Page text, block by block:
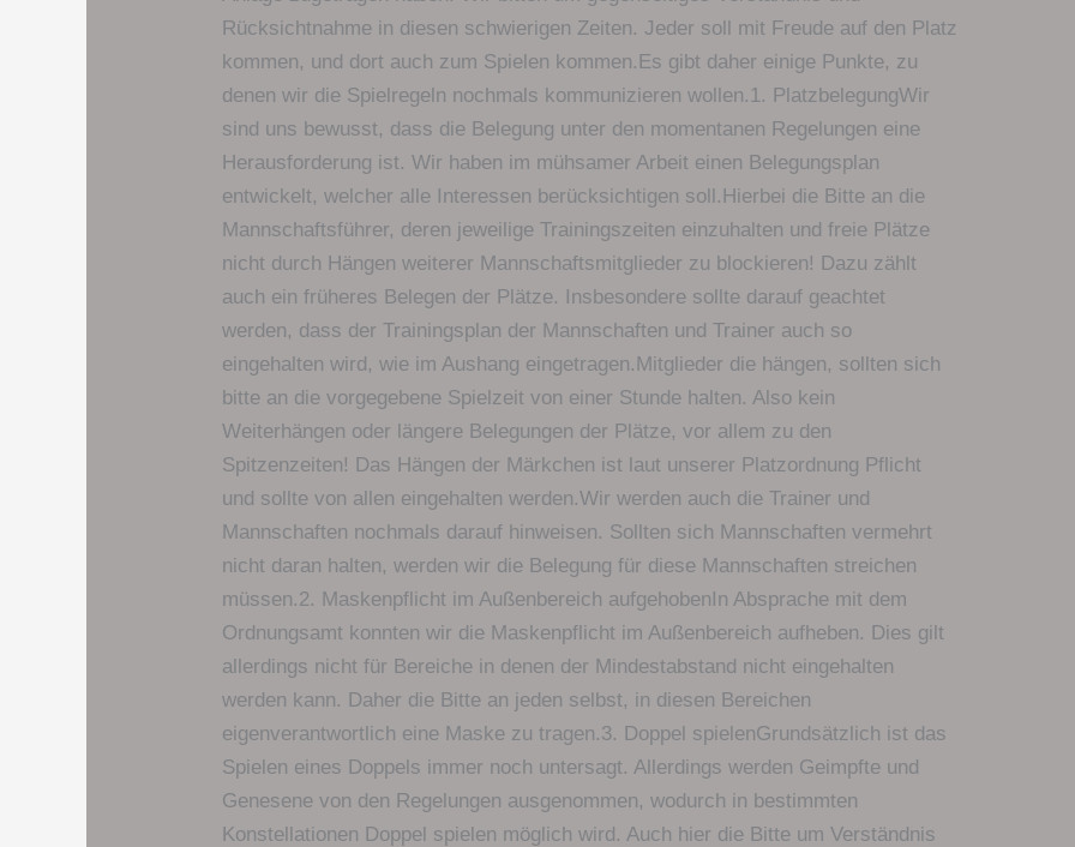
Rücksichtnahme in diesen schwierigen Zeiten. Jeder soll mit Freude auf den Platz
kommen, und dort auch zum Spielen kommen.Es gibt daher einige Punkte, zu
denen wir die Spielregeln nochmals kommunizieren wollen.1. PlatzbelegungWir
sind uns bewusst, dass die Belegung unter den momentanen Regelungen eine
Herausforderung ist. Wir haben im mühsamer Arbeit einen Belegungsplan
entwickelt, welcher alle Interessen berücksichtigen soll.Hierbei die Bitte an die
Mannschaftsführer, deren jeweilige Trainingszeiten einzuhalten und freie Plätze
nicht durch Hängen weiterer Mannschaftsmitglieder zu blockieren! Dazu zählt
auch ein früheres Belegen der Plätze. Insbesondere sollte darauf geachtet
werden, dass der Trainingsplan der Mannschaften und Trainer auch so
eingehalten wird, wie im Aushang eingetragen.Mitglieder die hängen, sollten sich
bitte an die vorgegebene Spielzeit von einer Stunde halten. Also kein
Weiterhängen oder längere Belegungen der Plätze, vor allem zu den
Spitzenzeiten! Das Hängen der Märkchen ist laut unserer Platzordnung Pflicht
und sollte von allen eingehalten werden.Wir werden auch die Trainer und
Mannschaften nochmals darauf hinweisen. Sollten sich Mannschaften vermehrt
nicht daran halten, werden wir die Belegung für diese Mannschaften streichen
müssen.2. Maskenpflicht im Außenbereich aufgehobenIn Absprache mit dem
Ordnungsamt konnten wir die Maskenpflicht im Außenbereich aufheben. Dies gilt
allerdings nicht für Bereiche in denen der Mindestabstand nicht eingehalten
werden kann. Daher die Bitte an jeden selbst, in diesen Bereichen
eigenverantwortlich eine Maske zu tragen.3. Doppel spielenGrundsätzlich ist das
Spielen eines Doppels immer noch untersagt. Allerdings werden Geimpfte und
Genesene von den Regelungen ausgenommen, wodurch in bestimmten
Konstellationen Doppel spielen möglich wird. Auch hier die Bitte um Verständnis